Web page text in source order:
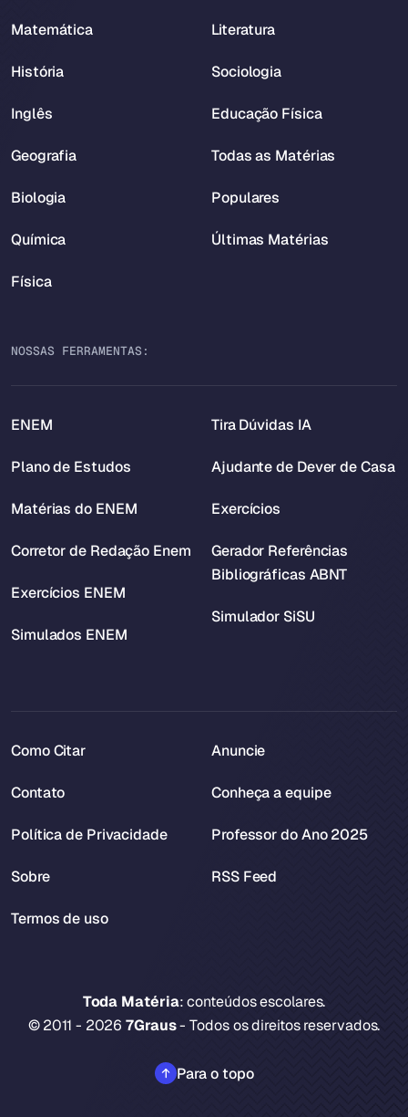
Matemática
História
Inglês
Geografia
Biologia
Química
Física
Literatura
Sociologia
Educação Física
Todas as Matérias
Populares
Últimas Matérias
NOSSAS FERRAMENTAS:
ENEM
Plano de Estudos
Matérias do ENEM
Corretor de Redação Enem
Exercícios ENEM
Simulados ENEM
Tira Dúvidas IA
Ajudante de Dever de Casa
Exercícios
Gerador Referências
Bibliográficas ABNT
Simulador SiSU
Toda Matéria: conteúdos escolares.
© 2011 - 20267Graus- Todos os direitos reservados.
Para o topo
Como Citar
Contato
Política de Privacidade
Sobre
Termos de uso
Anuncie
Conheça a equipe
Professor do Ano 2025
RSS Feed